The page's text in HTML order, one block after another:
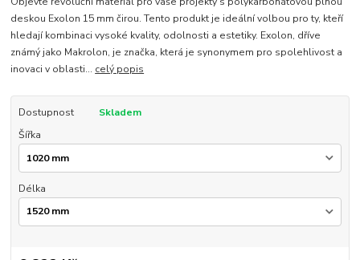
deskou Exolon 15 mm čirou. Tento produkt je ideální volbou pro ty, kteří
hledají kombinaci vysoké kvality, odolnosti a estetiky. Exolon, dříve
známý jako Makrolon, je značka, která je synonymem pro spolehlivost a
inovaci v oblasti... celý popis
Dostupnost
Skladem
Šířka
Délka